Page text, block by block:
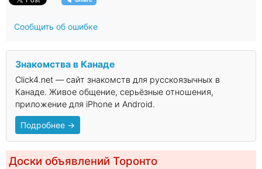
Сообщить об ошибке
Знакомства в Канаде
Click4.net — сайт знакомств для русскоязычных в
Канаде. Живое общение, серьёзные отношения,
приложение для iPhone и Android.
Подробнее →
Доски объявлений Торонто